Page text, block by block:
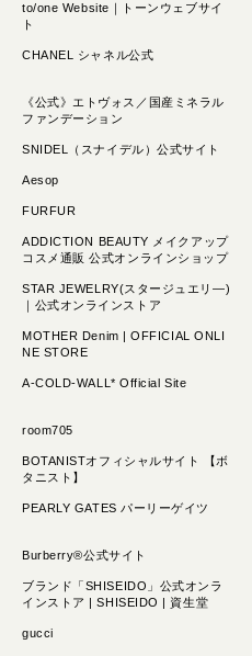
to/one Website｜トーンウェブサイ
ト
CHANEL シャネル公式
《公式》エトヴォス／国産ミネラル
ファンデーション
SNIDEL（スナイデル）公式サイト
Aesop
FURFUR
ADDICTION BEAUTY メイクアップ
コスメ通販 公式オンラインショップ
STAR JEWELRY(スタージュエリ―)
｜公式オンラインストア
MOTHER Denim | OFFICIAL ONLI
NE STORE
A-COLD-WALL* Official Site
room705
BOTANISTオフィシャルサイト 【ボ
タニスト】
PEARLY GATES パーリーゲイツ
Burberry®公式サイト
ブランド「SHISEIDO」公式オンラ
インストア | SHISEIDO | 資生堂
gucci